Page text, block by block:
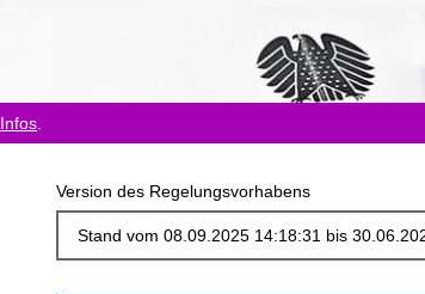
Infos
Version des Regelungsvorhabens